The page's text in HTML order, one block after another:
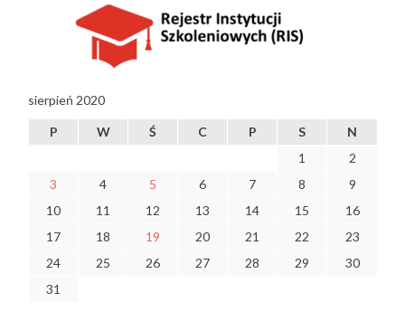
sierpień 2020
P W Ś C P S
N
1
2
3
4 5 6 7 8
9
10
11 12 13 14 15
16
17
18 19 20 21 22
23
24
25 26 27 28 29
30
31